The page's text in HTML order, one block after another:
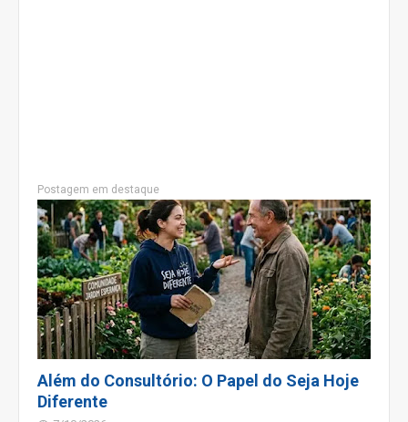
Postagem em destaque
Além do Consultório: O Papel do Seja Hoje
Diferente